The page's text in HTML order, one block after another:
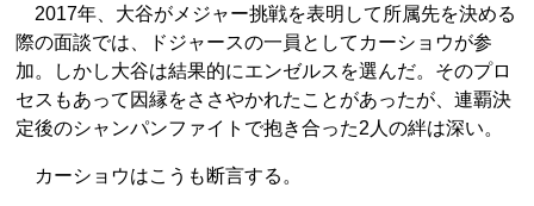
2017年、大谷がメジャー挑戦を表明して所属先を決める
際の面談では、ドジャースの一員としてカーショウが参
加。しかし大谷は結果的にエンゼルスを選んだ。そのプロ
セスもあって因縁をささやかれたことがあったが、連覇決
定後のシャンパンファイトで抱き合った2人の絆は深い。
カーショウはこうも断言する。